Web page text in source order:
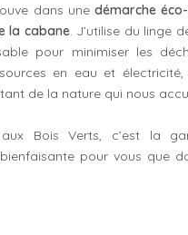
dans une démarche
la cabane. J’utilise du linge
pour minimiser les
en eau et
de la nature qui nous
Bois Verts, c’est la
pour vous que